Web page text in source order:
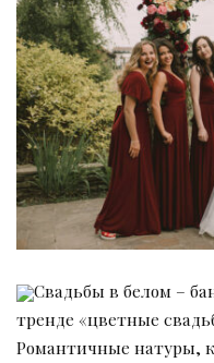
Свадьбы в белом –
тренде «цветные
Романтичные натуры,